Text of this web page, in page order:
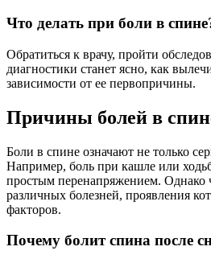
Что делать при боли в
Обратиться к врачу, пройти
диагностики станет ясно, как
зависимости от ее первопричины.
Причины болей в
Боли в спине означают не только
Например, боль при кашле или
простым перенапряжением. Однако
различных болезней, проявления
факторов.
Почему болит спина после